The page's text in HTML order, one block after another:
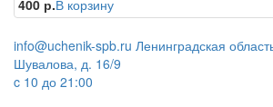
400 р.В корзину
info@uchenik-spb.ru Ленинградская
Шувалова, д. 16/9
c 10 до 21:00